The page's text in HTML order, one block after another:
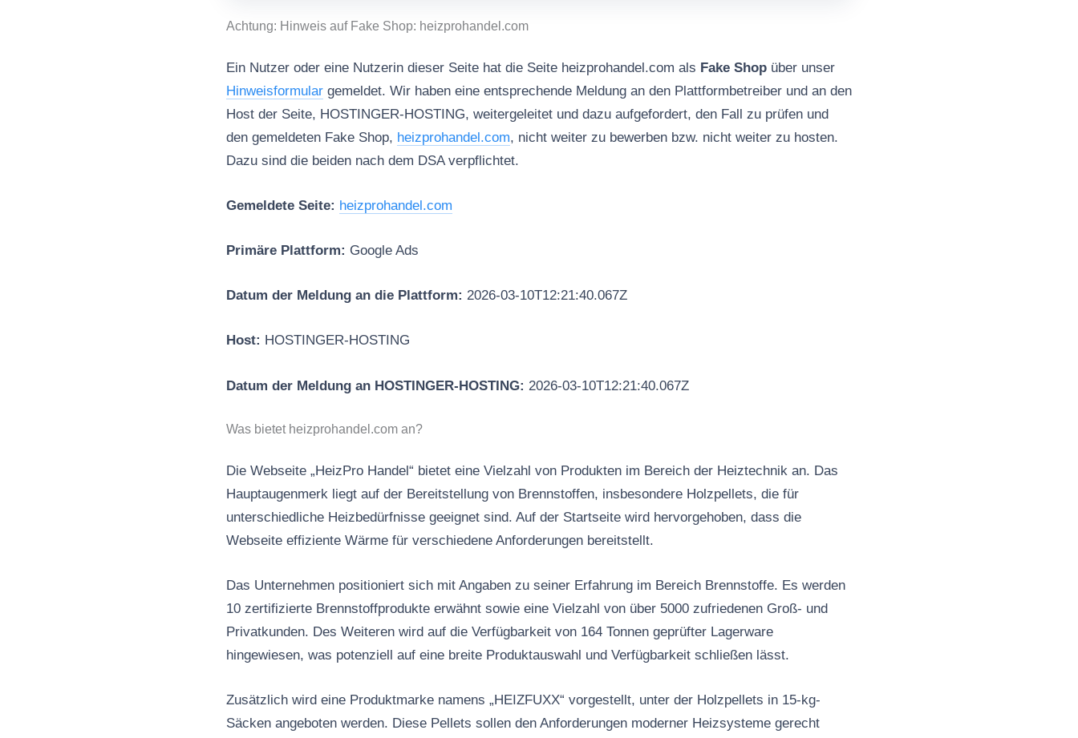
Achtung: Hinweis auf Fake Shop: heizprohandel.com
Ein Nutzer oder eine Nutzerin dieser Seite hat die Seite heizprohandel.com als Fake Shop über unser
Hinweisformular gemeldet. Wir haben eine entsprechende Meldung an den Plattformbetreiber und an den
Host der Seite, HOSTINGER-HOSTING, weitergeleitet und dazu aufgefordert, den Fall zu prüfen und
den gemeldeten Fake Shop, heizprohandel.com, nicht weiter zu bewerben bzw. nicht weiter zu hosten.
Dazu sind die beiden nach dem DSA verpflichtet.
Gemeldete Seite: heizprohandel.com
Primäre Plattform: Google Ads
Datum der Meldung an die Plattform: 2026-03-10T12:21:40.067Z
Host: HOSTINGER-HOSTING
Datum der Meldung an HOSTINGER-HOSTING: 2026-03-10T12:21:40.067Z
Was bietet heizprohandel.com an?
Die Webseite „HeizPro Handel“ bietet eine Vielzahl von Produkten im Bereich der Heiztechnik an. Das
Hauptaugenmerk liegt auf der Bereitstellung von Brennstoffen, insbesondere Holzpellets, die für
unterschiedliche Heizbedürfnisse geeignet sind. Auf der Startseite wird hervorgehoben, dass die
Webseite effiziente Wärme für verschiedene Anforderungen bereitstellt.
Das Unternehmen positioniert sich mit Angaben zu seiner Erfahrung im Bereich Brennstoffe. Es werden
10 zertifizierte Brennstoffprodukte erwähnt sowie eine Vielzahl von über 5000 zufriedenen Groß- und
Privatkunden. Des Weiteren wird auf die Verfügbarkeit von 164 Tonnen geprüfter Lagerware
hingewiesen, was potenziell auf eine breite Produktauswahl und Verfügbarkeit schließen lässt.
Zusätzlich wird eine Produktmarke namens „HEIZFUXX“ vorgestellt, unter der Holzpellets in 15-kg-
Säcken angeboten werden. Diese Pellets sollen den Anforderungen moderner Heizsysteme gerecht